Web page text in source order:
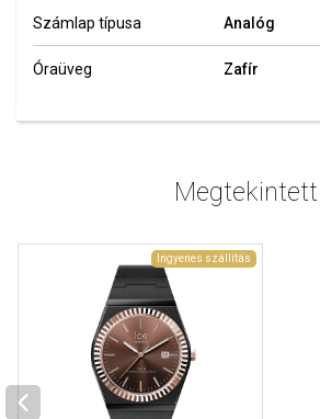
Számlap típusa Analóg
Óraüveg Zafír
Megtekintett
Ingyenes szállítás